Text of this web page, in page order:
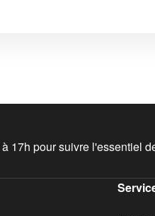
17h pour suivre l'essentiel